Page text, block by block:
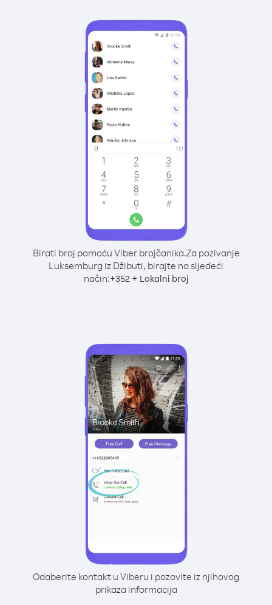
Birati broj pomoću Viber brojčanika.Za pozivanje
Luksemburg iz Džibuti, birajte na sljedeći
način:+352+ Lokalni broj
Odaberite kontakt u Viberu i pozovite iz njihovog
prikaza informacija